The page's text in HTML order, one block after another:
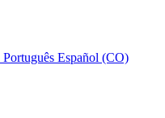
Português Español (CO)